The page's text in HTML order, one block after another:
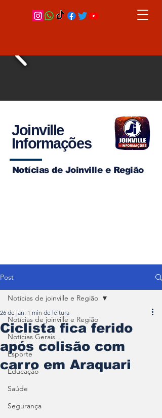
Joinville
Informações
Notícias de Joinville e Região
Post
Notícias de joinville e Região
Notícias Gerais
Esporte
Educação
Saúde
Segurança
Notícias de joinville e Região
Ciclista fica ferido
após colisão com
carro em Araquari
26 de jan. 1 min de leitura